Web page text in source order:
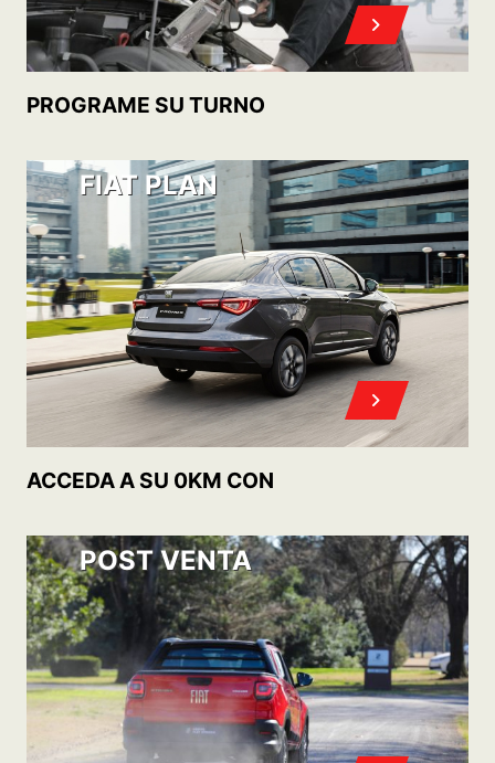
POST VENTA
OFERTAS DE ACCESORIOS Y SERVICIOS
POST VENTA
CONOCÉ
NUESTROS PLANES